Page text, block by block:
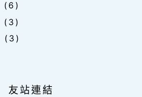
(6)
(3)
(3)
友站連結